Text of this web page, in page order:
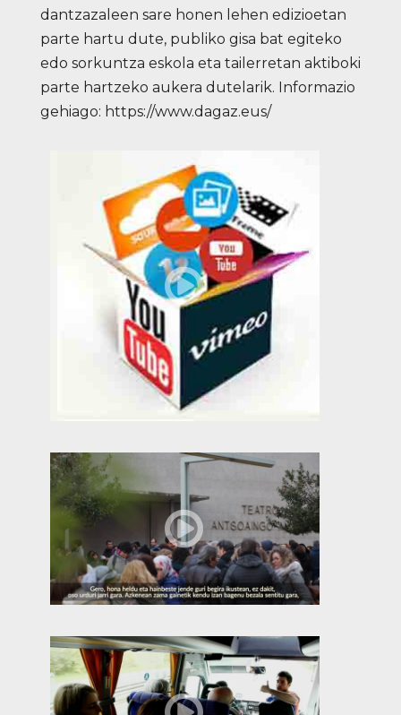
dantzazaleen sare honen lehen edizioetan
parte hartu dute, publiko gisa bat egiteko
edo sorkuntza eskola eta tailerretan aktiboki
parte hartzeko aukera dutelarik. Informazio
gehiago: https://www.dagaz.eus/